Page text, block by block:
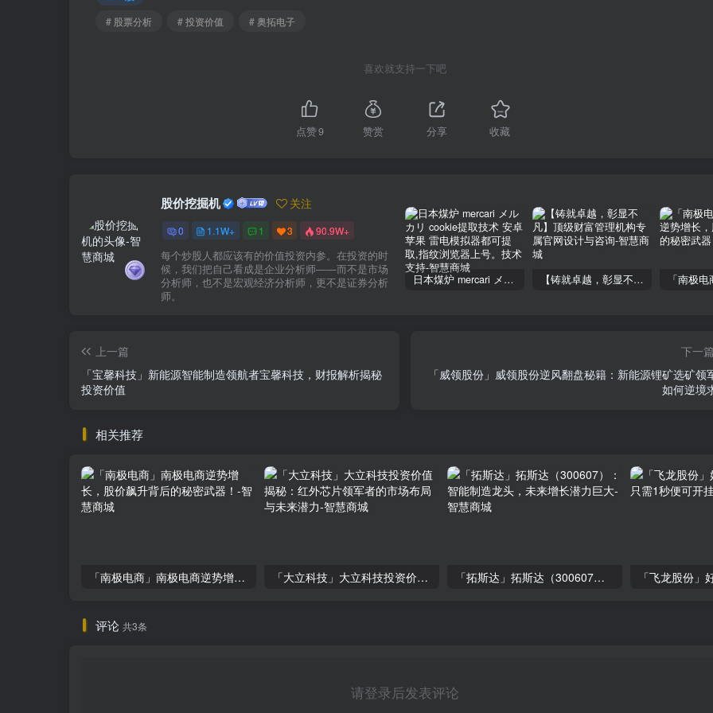
# 股票分析
# 投资价值 # 奥拓电子
喜欢就支持一下吧
点赞9 赞赏 分享 收藏
股价挖掘机 关注
0 1.1W+ 1 3 90.9W+
每个炒股人都应该有的价值投资内参。在投资的时
候，我们把自己看成是企业分析师——而不是市场
分析师，也不是宏观经济分析师，更不是证券分析
师。
日本煤炉 mercari メルカリ cookie提取技术 安卓 苹果 雷电模拟器都可提取,指纹浏览器上号。技术支持 【铸就卓越，彰显不凡】顶级财富管理机构专属官网设计与咨询
上一篇
「宝馨科技」新能源智能制造领航者宝馨科技，财报解析揭秘
投资价值
下一篇
「威领股份」威领股份逆风翻盘秘籍：新能源锂矿选矿领
如何逆境
相关推荐
「南极电商」南极电商逆势增长，股价飙升背后的秘密武器！ 「大立科技」大立科技投资价值揭秘：红外芯片领军者的市场布局与未来潜力 「拓斯达」拓斯达（300607）：智能制造龙头，未来增长潜力巨大
评论 共3条
请登录后发表评论